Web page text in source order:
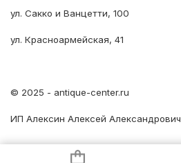
ул. Сакко и Ванцетти, 100
ул. Красноармейская, 41
© 2025 - antique-center.ru
ИП Алексин Алексей Александрович